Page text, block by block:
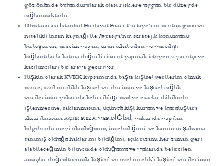
göz önünde bulundurularak olası risklere uygun bir düzeyde
sağlanmaktadır.
Uluslararası İstanbul Hırdavat Fuarı Türkiye’nin üretim gücü ve
nitelikli insan kaynağı ile Avrasya’nın stratejik konumunu
birleştiren, üretim yapan, ürün ithal eden ve yurtdışı
bağlantılarla katma değerli ticaret yapmak isteyen ziyaretçi ve
katılımcıları bir araya getiriyor.
Ilişkin olarak KVKK kapsamında başta kişisel verilerim olmak
üzere, özel nitelikli kişisel verilerimin ve kişisel sağlık
verilerimin yukarıda belirtildiği usul ve esaslar dâhilinde
işlenmesine, saklanmasına, üçüncü kişi kurum ve kuruluşlara
aktarılmasına AÇIK RIZA VERDİĞİMİ, yukarıda yapılan
bilgilendirmeyi okuduğumu, incelediğimi, ve kanunun şahsıma
tanımış olduğu haklarımı bildiğimi, açık rızamı her zaman geri
alabileceğimin bilincinde olduğumu ve yukarıda belirtilen
amaçlar doğrultusunda kişisel ve özel nitelikli kişisel verilerimin